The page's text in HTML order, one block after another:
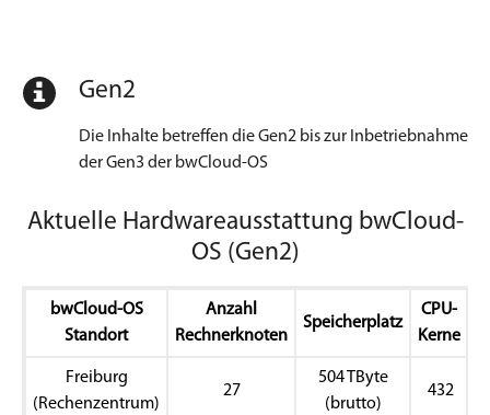
Gen2
Die Inhalte betreffen die Gen2 bis zur Inbetriebnahme
der Gen3 der bwCloud-OS
Aktuelle Hardwareausstattung bwCloud-
OS (Gen2)
bwCloud-OS
Standort
Anzahl
Rechnerknoten
Speicherplatz
CPU-
Kerne
Freiburg
(Rechenzentrum)
27
504 TByte
(brutto)
432